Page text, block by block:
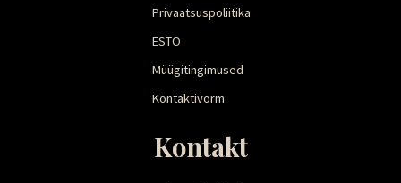
Privaatsuspoliitika
ESTO
Müügitingimused
Kontaktivorm
Kontakt